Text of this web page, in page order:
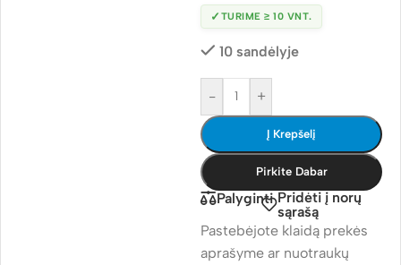
✓ TURIME ≥ 10 VNT.
10 sandėlyje
- +
Į Krepšelį
Pirkite Dabar
Palyginti Pridėti į norų
sąrašą
Pastebėjote klaidą prekės
aprašyme ar nuotraukų